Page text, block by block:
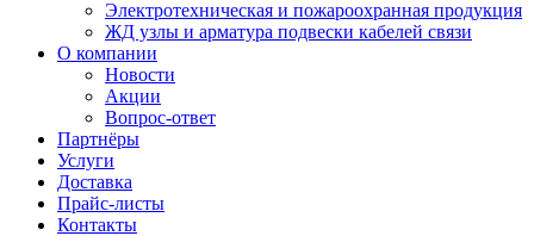
Электротехническая и пожароохранная продукция
ЖД узлы и арматура подвески кабелей связи
О компании
Новости
Акции
Вопрос-ответ
Партнёры
Услуги
Доставка
Прайс-листы
Контакты